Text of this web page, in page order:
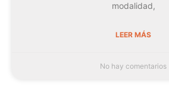
modalidad,
LEER MÁS
No hay comentarios